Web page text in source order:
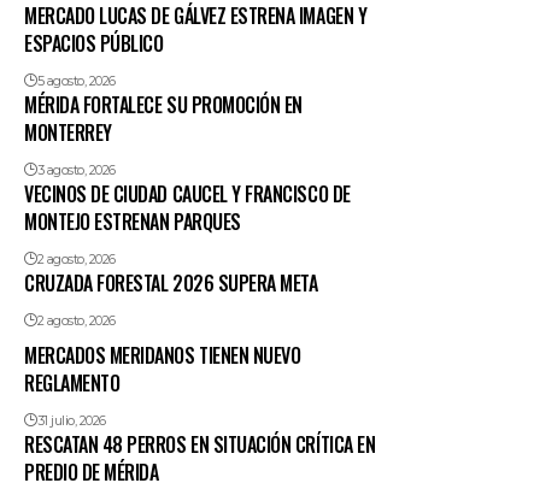
MERCADO LUCAS DE GÁLVEZ ESTRENA IMAGEN Y
ESPACIOS PÚBLICO
5 agosto, 2026
MÉRIDA FORTALECE SU PROMOCIÓN EN
MONTERREY
3 agosto, 2026
VECINOS DE CIUDAD CAUCEL Y FRANCISCO DE
MONTEJO ESTRENAN PARQUES
2 agosto, 2026
CRUZADA FORESTAL 2026 SUPERA META
2 agosto, 2026
MERCADOS MERIDANOS TIENEN NUEVO
REGLAMENTO
31 julio, 2026
RESCATAN 48 PERROS EN SITUACIÓN CRÍTICA EN
PREDIO DE MÉRIDA